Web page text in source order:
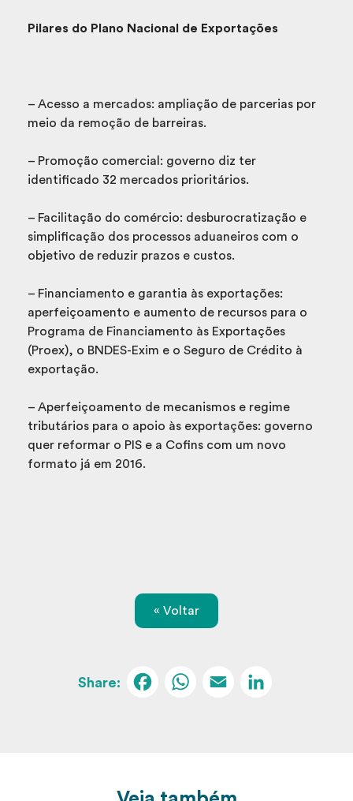
Pilares do Plano Nacional de Exportações
– Acesso a mercados: ampliação de parcerias por
meio da remoção de barreiras.
– Promoção comercial: governo diz ter
identificado 32 mercados prioritários.
– Facilitação do comércio: desburocratização e
simplificação dos processos aduaneiros com o
objetivo de reduzir prazos e custos.
– Financiamento e garantia às exportações:
aperfeiçoamento e aumento de recursos para o
Programa de Financiamento às Exportações
(Proex), o BNDES-Exim e o Seguro de Crédito à
exportação.
– Aperfeiçoamento de mecanismos e regime
tributários para o apoio às exportações: governo
quer reformar o PIS e a Cofins com um novo
formato já em 2016.
« Voltar
Facebook
WhatsApp
Email